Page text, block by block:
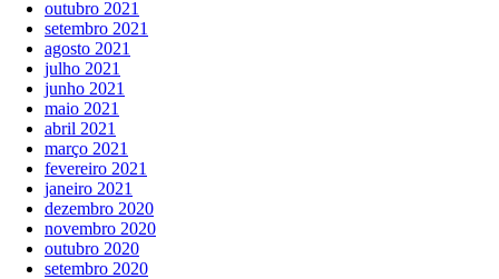
outubro 2021
setembro 2021
agosto 2021
julho 2021
junho 2021
maio 2021
abril 2021
março 2021
fevereiro 2021
janeiro 2021
dezembro 2020
novembro 2020
outubro 2020
setembro 2020